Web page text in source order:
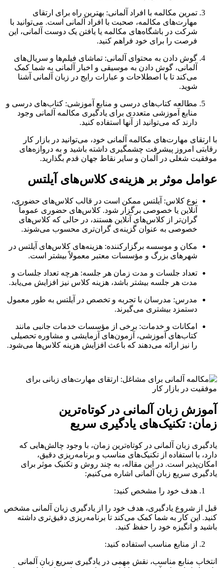
تمرین مکالمه با افراد آلمانی: بهترین راه برای ارتقای
مهارت‌های مکالمه، صحبت با افراد آلمانی است. می‌توانید با
شرکت در باشگاه‌های مکالمه یا یافتن یک دوست آلمانی، این
فرصت را برای خود فراهم کنید.
گوش دادن به محتوای آلمانی: تماشای فیلم‌ها و سریال‌های
آلمانی، گوش دادن به موسیقی و اخبار آلمانی به شما کمک
می‌کند تا با اصطلاحات و عبارات رایج در زبان آلمانی آشنا
شوید.
مطالعه کتاب‌های درسی و منابع آموزشی: کتاب‌های درسی و
منابع آموزشی متعددی برای یادگیری مکالمه آلمانی وجود
دارند که می‌توانید از آنها استفاده کنید.
با ارتقای مهارت‌های مکالمه آلمانی خود، می‌توانید در بازار کار
رقابتی امروز پیشرفت چشمگیری داشته باشید و به دروازه‌های
موفقیت شغلی در آلمان و سایر نقاط جهان قدم بگذارید.
عوامل موثر بر هزینه‌ی کلاس‌های آیلتس
نوع کلاس: آیلتس ممکن است در قالب کلاس‌های حضوری،
آنلاین یا خصوصی برگزار شود. کلاس‌های حضوری عموماً
گران‌تر از کلاس‌های آنلاین هستند، در حالی که کلاس‌های
خصوصی به عنوان گزینه‌ی گران‌تری محسوب می‌شوند.
مکان و موسسه برگزارکننده: هزینه‌های کلاس‌های آیلتس در
شهرهای بزرگ و مؤسسات معتبر معمولاً بیشتر است.
تعداد جلسات و مدت زمان هر جلسه: هرچه تعداد جلسات و
مدت هر جلسه بیشتر باشد، هزینه کلاس نیز افزایش می‌یابد.
مدرس: مدرسان با تجربه و تخصص در آیلتس به طور معمول
دستمزد بیشتری می‌گیرند.
امکانات و خدمات: برخی از مؤسسات خدمات جانبی مانند
کتاب‌های آموزشی، آزمون‌های آزمایشی و مشاوره تحصیلی
را نیز ارائه می‌دهند که باعث افزایش هزینه کلاس‌ها می‌شود.
آموزش زبان آلمانی در کوتاه‌ترین
زمان: تکنیک‌های یادگیری سریع
یادگیری زبان آلمانی در کوتاه‌ترین زمان، با وجود چالش‌هایی که
دارد، با استفاده از تکنیک‌های مناسب و برنامه‌ریزی دقیق،
امکان‌پذیر است. در این مقاله، به چند روش و تکنیک موثر برای
یادگیری سریع زبان آلمانی اشاره می‌کنیم:
هدف خود را مشخص کنید:
قبل از شروع یادگیری، هدف خود را از یادگیری زبان آلمانی مشخص
کنید. این کار به شما کمک می‌کند تا برنامه‌ریزی دقیق‌تری داشته
باشید و انگیزه خود را حفظ کنید.
از منابع مناسب استفاده کنید:
انتخاب منابع مناسب، نقش مهمی در یادگیری سریع زبان آلمانی